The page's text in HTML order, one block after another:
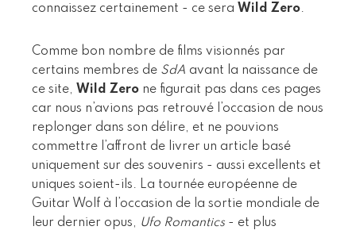
connaissez certainement - ce sera Wild Zero.
Comme bon nombre de films visionnés par
certains membres de SdA avant la naissance de
ce site, Wild Zero ne figurait pas dans ces pages
car nous n’avions pas retrouvé l’occasion de nous
replonger dans son délire, et ne pouvions
commettre l’affront de livrer un article basé
uniquement sur des souvenirs - aussi excellents et
uniques soient-ils. La tournée européenne de
Guitar Wolf à l’occasion de la sortie mondiale de
leur dernier opus, Ufo Romantics - et plus